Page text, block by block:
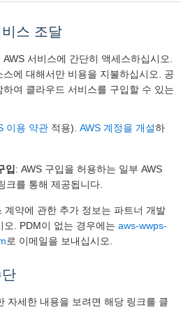
스 조달
서비스에 간단히 액세스하십시오.
에 대해서만 비용을 지불하십시오. 공
여 클라우드 서비스를 구입할 수 있는
이용 약관 적용). AWS 계정을 개설하
입 : AWS 구입을 허용하는 일부 AWS
크를 통해 제공됩니다.
계약에 관한 추가 정보는 파트너 개발
. PDM이 없는 경우에는 aws-wwps-
로 이메일을 보내십시오.
자세한 내용을 보려면 해당 링크를 클